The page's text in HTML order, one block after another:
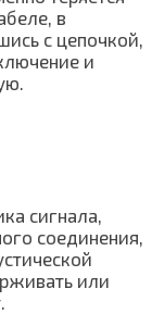
в
с цепочкой,
и
сигнала,
соединения,
или